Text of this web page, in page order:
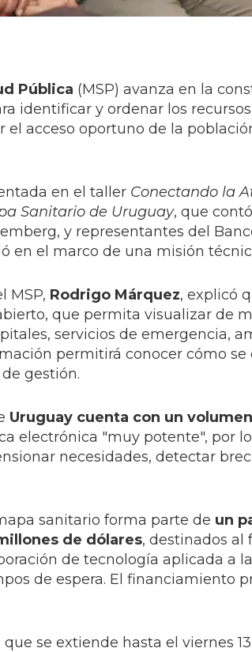
Pública (MSP) avanza en la
identificar y ordenar los
el acceso oportuno de la
en el taller Conectando la
Sanitario de Uruguay, que
y representantes del
en el marco de una misión
MSP, Rodrigo Márquez, explicó
que permita visualizar de
servicios de emergencia,
permitirá conocer cómo
gestión.
Uruguay cuenta con un
electrónica "muy potente", por
necesidades, detectar
sanitario forma parte de un
de dólares, destinados al
de tecnología aplicada a
de espera. El financiamiento
se extiende hasta el viernes